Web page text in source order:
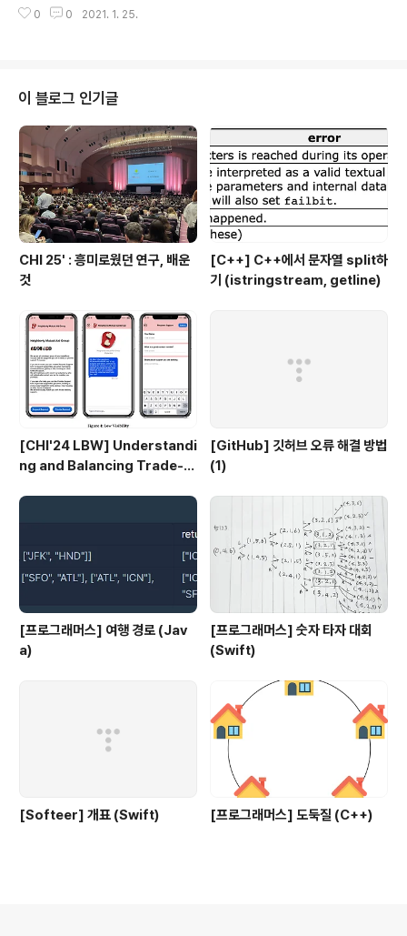
랑 연결할때 당연한거지만 로컬의 해당 폴더에서 git init하고 remote 진행해
sitory: 이때는 그냥 간단하게 해당하는 하위 깃폴더에서 .git 디렉토리를 삭제
해주면 된다. cd rm -rf .git 3. remo..
0 0 2021. 1. 25.
이 블로그 인기글
CHI 25' : 흥미로웠던 연구, 배운
것
[C++] C++에서 문자열 split하
기 (istringstream, getline)
[CHI'24 LBW] Understandi
ng and Balancing Trade-o
Requests
[GitHub] 깃허브 오류 해결 방법
(1)
[프로그래머스] 여행 경로 (Jav
a)
[프로그래머스] 숫자 타자 대회
(Swift)
[Softeer] 개표 (Swift) [프로그래머스] 도둑질 (C++)